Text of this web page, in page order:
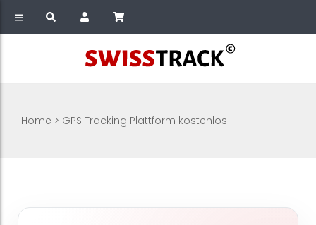
Home > GPS Tracking Plattform kostenlos